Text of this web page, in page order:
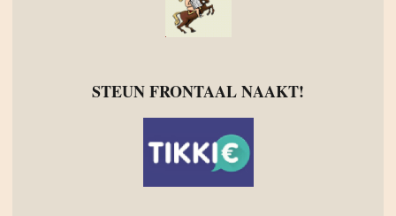
STEUN FRONTAAL NAAKT!